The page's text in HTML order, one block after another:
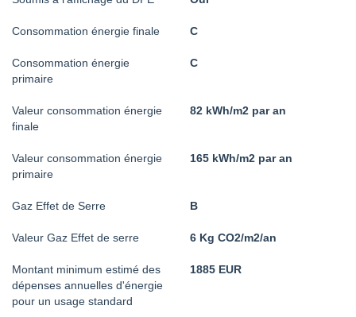
Consommation énergie finale C
Consommation énergie
primaire
C
Valeur consommation énergie
finale
82 kWh/m2 par an
Valeur consommation énergie
primaire
165 kWh/m2 par an
Gaz Effet de Serre B
Valeur Gaz Effet de serre 6 Kg CO2/m2/an
Montant minimum estimé des
dépenses annuelles d'énergie
pour un usage standard
1885 EUR